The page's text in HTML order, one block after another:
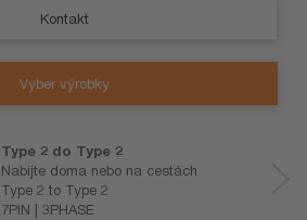
Kontakt
Vyber výrobky
Type 2 do Type 2
Nabijte doma nebo na cestách
Type 2 to Type 2
7PIN | 3PHASE